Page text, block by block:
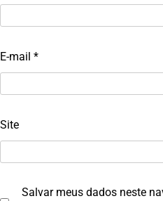
E-mail *
Site
Salvar meus dados neste